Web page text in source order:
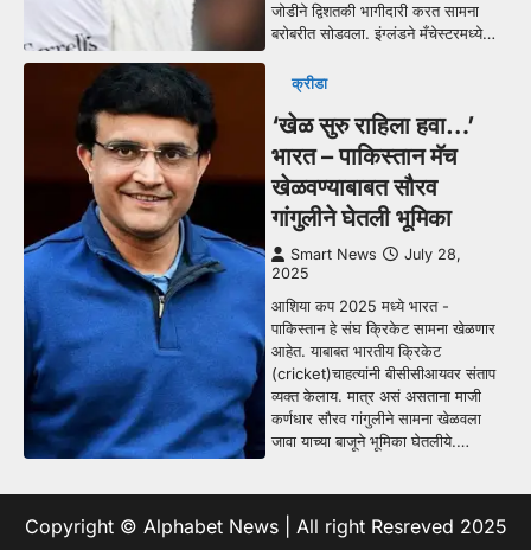
जोडीने द्विशतकी भागीदारी करत सामना
बरोबरीत सोडवला. इंग्लंडने मँचेस्टरमध्ये…
क्रीडा
‘खेळ सुरु राहिला हवा…’
भारत – पाकिस्तान मॅच
खेळवण्याबाबत सौरव
गांगुलीने घेतली भूमिका
Smart News
July 28,
2025
आशिया कप 2025 मध्ये भारत -
पाकिस्तान हे संघ क्रिकेट सामना खेळणार
आहेत. याबाबत भारतीय क्रिकेट
(cricket)चाहत्यांनी बीसीसीआयवर संताप
व्यक्त केलाय. मात्र असं असताना माजी
कर्णधार सौरव गांगुलीने सामना खेळवला
जावा याच्या बाजूने भूमिका घेतलीये.…
Copyright © Alphabet News | All right Resreved 2025